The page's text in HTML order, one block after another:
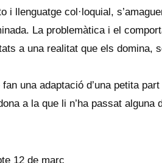
i llenguatge col·loquial,
La problemàtica i el
a una realitat que els domina,
fan una adaptació d’una petita
a la que li n’ha passat
12 de març